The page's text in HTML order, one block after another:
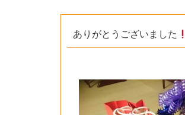
ありがとうございました